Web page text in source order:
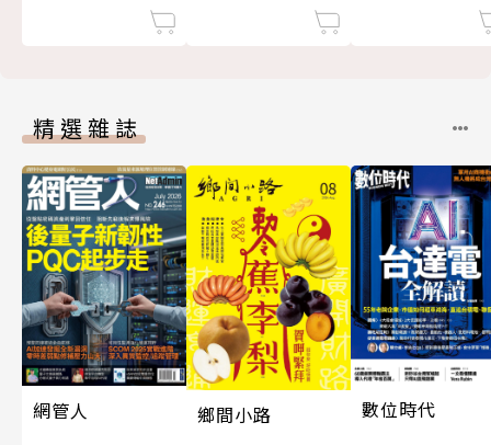
精選雜誌
網管人
鄉間小路
數位時代